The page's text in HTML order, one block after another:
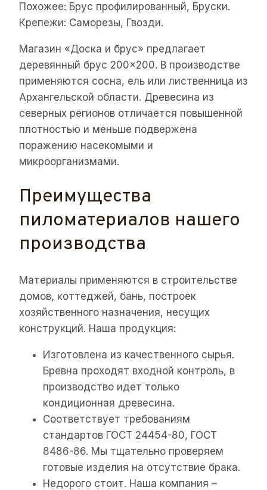
Похожее: Брус профилированный, Бруски.
Крепежи: Саморезы, Гвозди.
Магазин «Доска и брус» предлагает
деревянный брус 200×200. В производстве
применяются сосна, ель или лиственница из
Архангельской области. Древесина из
северных регионов отличается повышенной
плотностью и меньше подвержена
поражению насекомыми и
микроорганизмами.
Преимущества
пиломатериалов нашего
производства
Материалы применяются в строительстве
домов, коттеджей, бань, построек
хозяйственного назначения, несущих
конструкций. Наша продукция:
Изготовлена из качественного сырья.
Бревна проходят входной контроль, в
производство идет только
кондиционная древесина.
Соответствует требованиям
стандартов ГОСТ 24454-80, ГОСТ
8486-86. Мы тщательно проверяем
готовые изделия на отсутствие брака.
Недорого стоит. Наша компания –